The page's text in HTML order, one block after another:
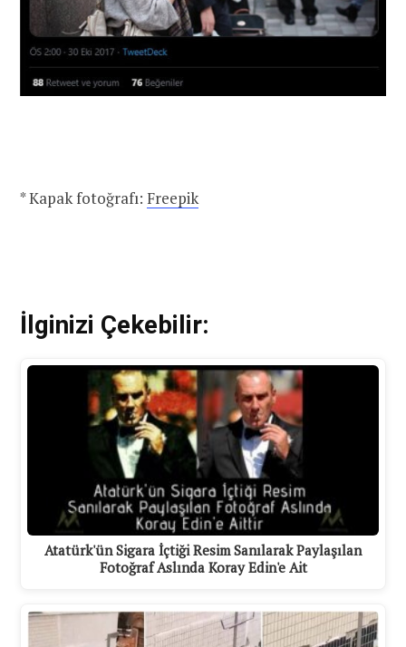
* Kapak fotoğrafı: Freepik
İlginizi Çekebilir:
Atatürk'ün Sigara İçtiği Resim Sanılarak Paylaşılan
Fotoğraf Aslında Koray Edin'e Ait